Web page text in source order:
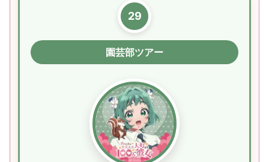
29
園芸部ツアー